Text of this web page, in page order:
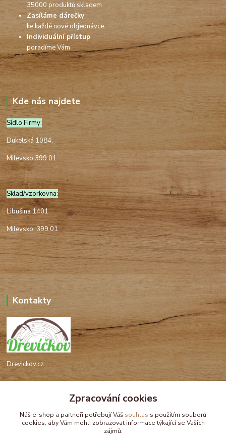
35000 produktů skladem
Zasíláme dárečky
ke každé nové objednávce
Individuální přístup
poradíme Vám
Kde nás najdete
Sídlo Firmy:
Dukelská 1084,
Milevsko 399 01
Sklad/vzorkovna:
Libušina 1401
Milevsko, 399 01
Kontakty
Drevickov.cz
+420 732 488 676
drevickov@drevickov.cz, info@drevickov.cz
Zpracování cookies
Náš e-shop a partneři potřebují Váš souhlas s použitím souborů
cookies, aby Vám mohli zobrazovat informace týkající se Vašich
zájmů.